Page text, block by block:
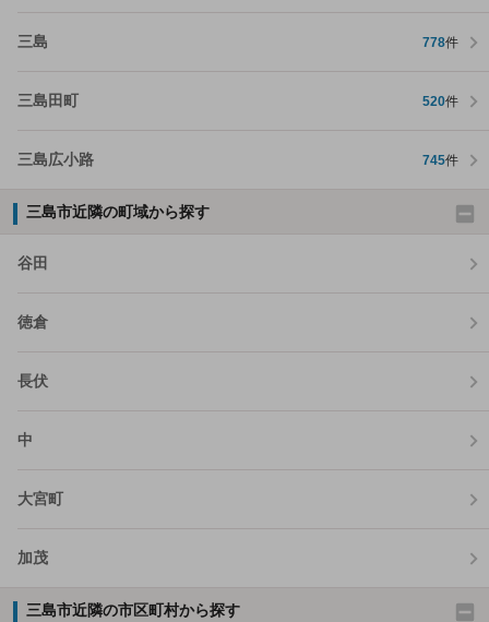
三島 778件
三島田町 520件
三島広小路 745件
三島市近隣の町域から探す
谷田
徳倉
長伏
中
大宮町
加茂
三島市近隣の市区町村から探す